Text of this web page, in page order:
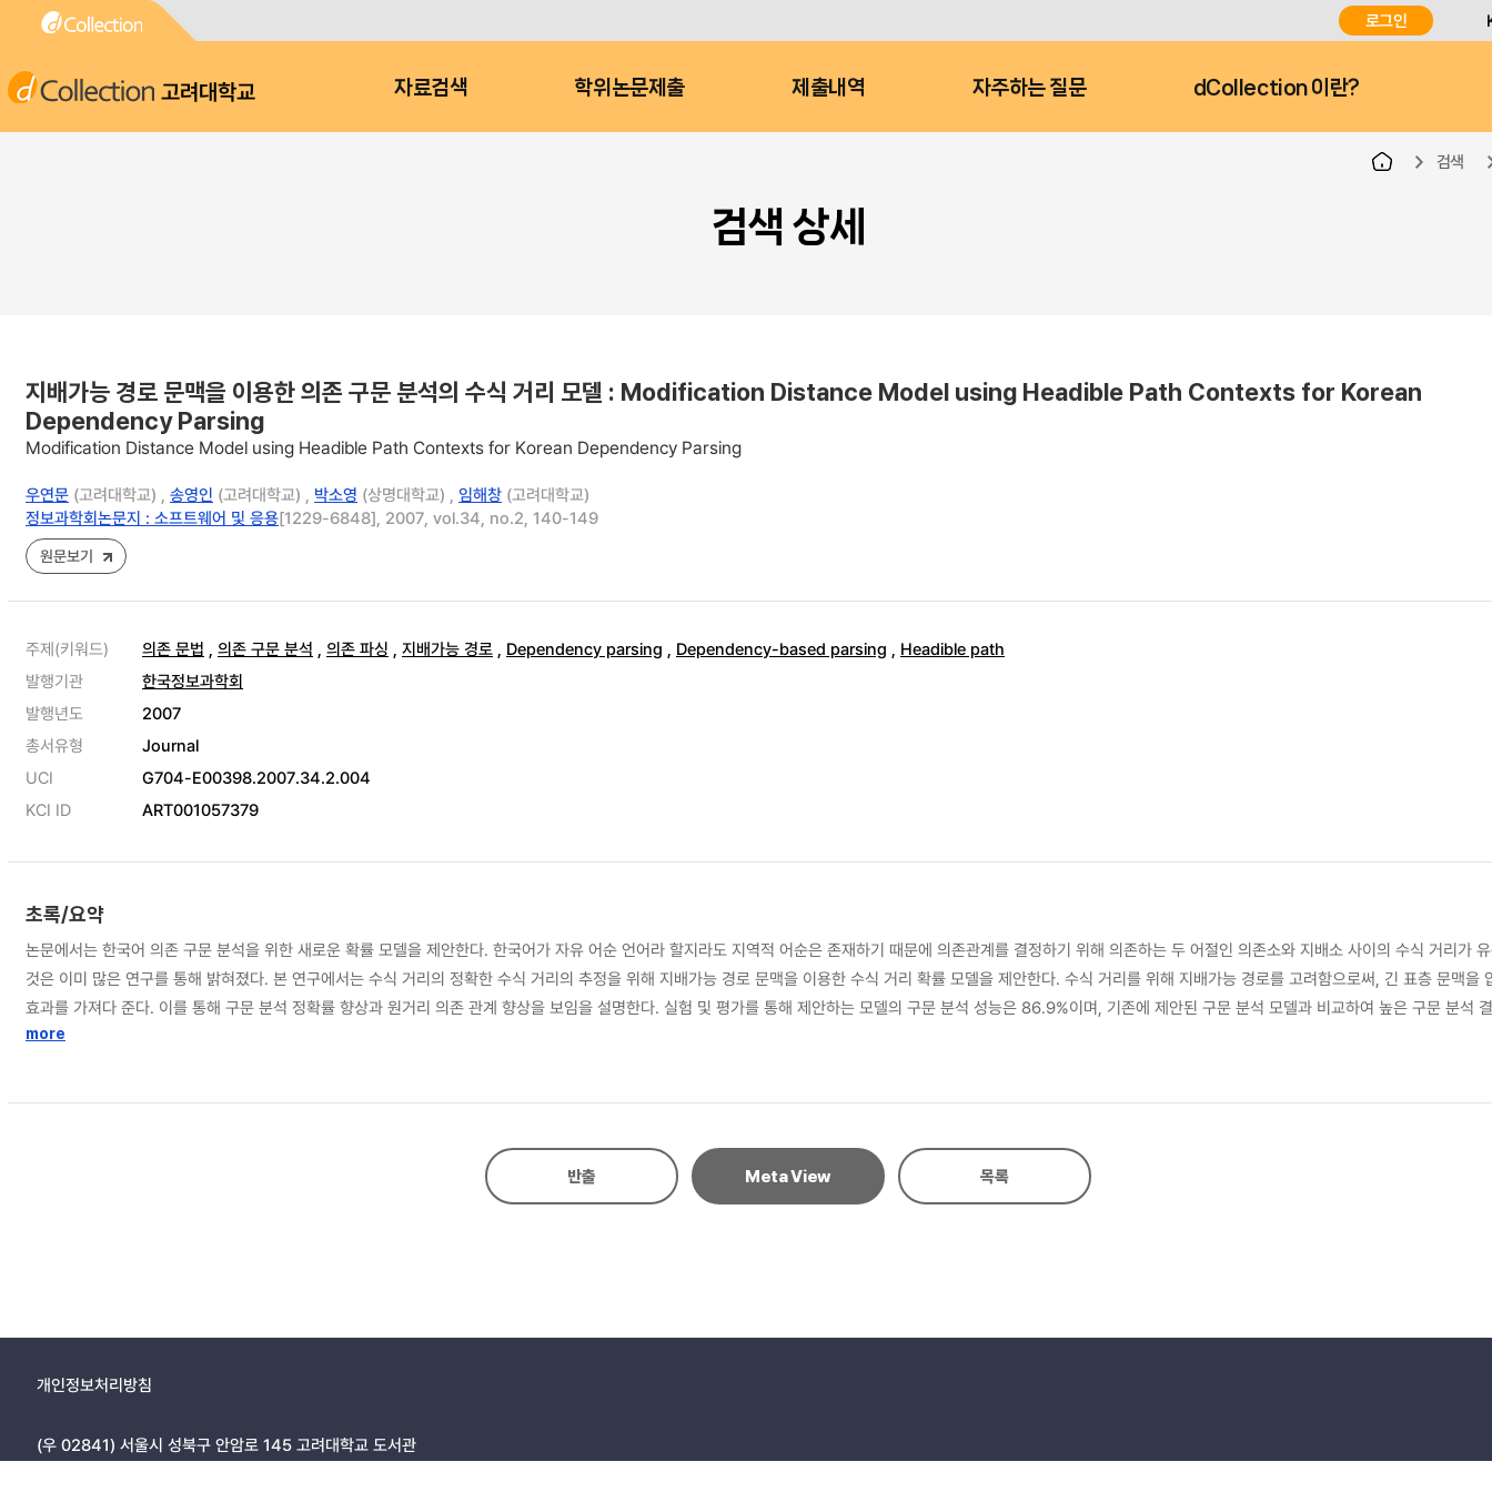
로그인
고려대학교 자료검색 학위논문제출 제출내역 자주하는 질문 dCollection 이란?
검색
검색 상세
지배가능 경로 문맥을 이용한 의존 구문 분석의 수식 거리 모델 : Modification Distance Model using Headible Path Contexts for Korean
Dependency Parsing
Modification Distance Model using Headible Path Contexts for Korean Dependency Parsing
우연문 (고려대학교) , 송영인 (고려대학교) , 박소영 (상명대학교) , 임해창 (고려대학교)
정보과학회논문지 : 소프트웨어 및 응용[1229-6848], 2007, vol.34, no.2, 140-149
원문보기
주제(키워드) 의존 문법 , 의존 구문 분석 , 의존 파싱 , 지배가능 경로 , Dependency parsing , Dependency-based parsing , Headible path
발행기관
한국정보과학회
발행년도
2007
총서유형
Journal
UCI
G704-E00398.2007.34.2.004
KCI ID
ART001057379
초록/요약
논문에서는 한국어 의존 구문 분석을 위한 새로운 확률 모델을 제안한다. 한국어가 자유 어순 언어라 할지라도 지역적 어순은 존재하기 때문에 의존관계를 결정하기 위해 의존하는 두 어절인 의존소와 지배소 사이의 수식 거리가
것은 이미 많은 연구를 통해 밝혀졌다. 본 연구에서는 수식 거리의 정확한 수식 거리의 추정을 위해 지배가능 경로 문맥을 이용한 수식 거리 확률 모델을 제안한다. 수식 거리를 위해 지배가능 경로를 고려함으로써, 긴 표층 문맥을
효과를 가져다 준다. 이를 통해 구문 분석 정확률 향상과 원거리 의존 관계 향상을 보임을 설명한다. 실험 및 평가를 통해 제안하는 모델의 구문 분석 성능은 86.9%이며, 기존에 제안된 구문 분석 모델과 비교하여 높은 구문 분석
이며, 특히 원거리 의존관계에 대하여 더욱 향상된 성능을 보인다.
more
반출 Meta View 목록
개인정보처리방침
(우 02841) 서울시 성북구 안암로 145 고려대학교 도서관